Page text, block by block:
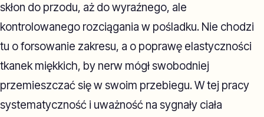
skłon do przodu, aż do wyraźnego, ale
kontrolowanego rozciągania w pośladku. Nie chodzi
tu o forsowanie zakresu, a o poprawę elastyczności
tkanek miękkich, by nerw mógł swobodniej
przemieszczać się w swoim przebiegu. W tej pracy
systematyczność i uważność na sygnały ciała